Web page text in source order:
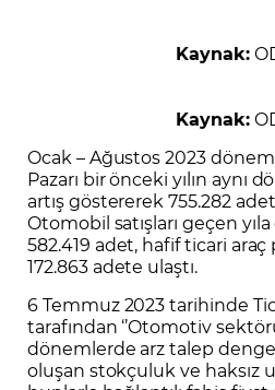
Kaynak:
Kaynak:
Ocak – Ağustos 2023
Pazarı bir önceki yılın aynı
artış göstererek 755.282
Otomobil satışları geçen
582.419 adet, hafif ticari araç
172.863 adete ulaştı.
6 Temmuz 2023 tarihinde
tarafından ‘’Otomotiv
dönemlerde arz talep
oluşan stokçuluk ve haksız